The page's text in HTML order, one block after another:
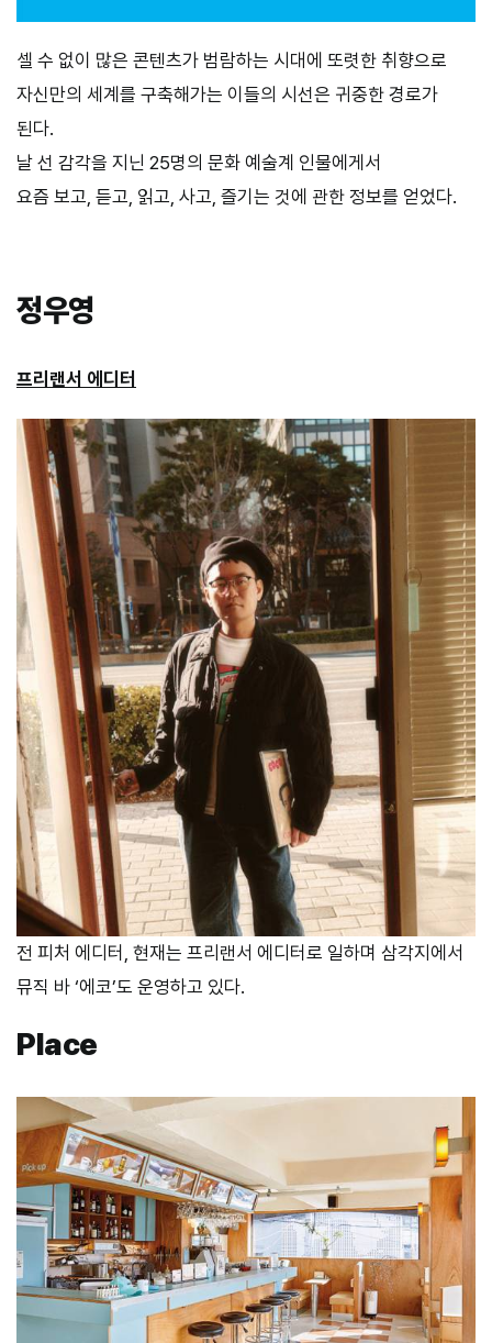
셀 수 없이 많은 콘텐츠가 범람하는 시대에 또렷한 취향으로
자신만의 세계를 구축해가는 이들의 시선은 귀중한 경로가
된다.
날 선 감각을 지닌 25명의 문화 예술계 인물에게서
요즘 보고, 듣고, 읽고, 사고, 즐기는 것에 관한 정보를 얻었다.
정우영
프리랜서 에디터
전 피처 에디터, 현재는 프리랜서 에디터로 일하며 삼각지에서
뮤직 바 ‘에코’도 운영하고 있다.
Place